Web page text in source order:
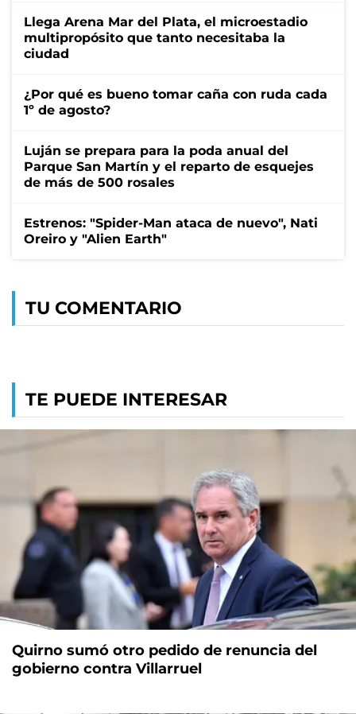
Llega Arena Mar del Plata, el microestadio
multipropósito que tanto necesitaba la
ciudad
¿Por qué es bueno tomar caña con ruda cada
1º de agosto?
Luján se prepara para la poda anual del
Parque San Martín y el reparto de esquejes
de más de 500 rosales
Estrenos: "Spider-Man ataca de nuevo", Nati
Oreiro y "Alien Earth"
TU COMENTARIO
TE PUEDE INTERESAR
Quirno sumó otro pedido de renuncia del
gobierno contra Villarruel